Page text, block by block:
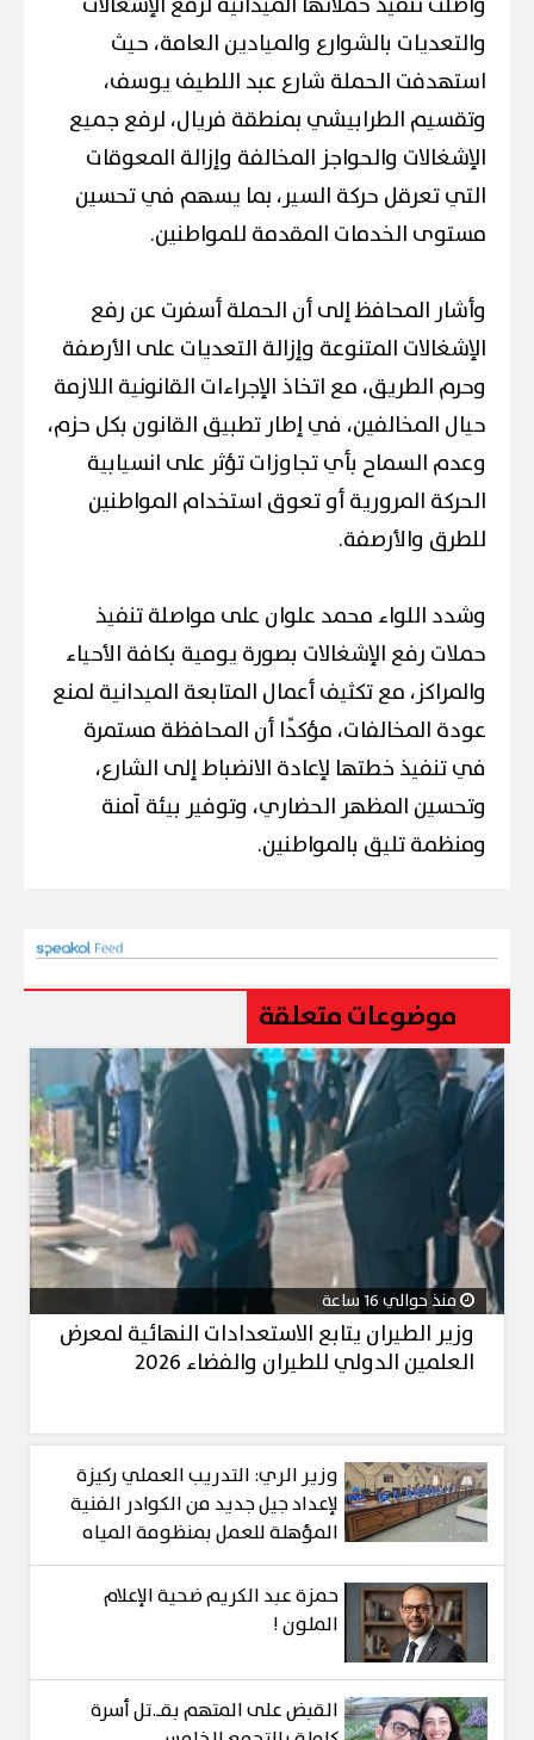
والتعديات بالشوارع والميادين العامة، حيث
استهدفت الحملة شارع عبد اللطيف يوسف،
وتقسيم الطرابيشي بمنطقة فريال، لرفع جميع
الإشغالات والحواجز المخالفة وإزالة المعوقات
التي تعرقل حركة السير، بما يسهم في تحسين
مستوى الخدمات المقدمة للمواطنين.
وأشار المحافظ إلى أن الحملة أسفرت عن رفع
الإشغالات المتنوعة وإزالة التعديات على الأرصفة
وحرم الطريق، مع اتخاذ الإجراءات القانونية اللازمة
حيال المخالفين، في إطار تطبيق القانون بكل حزم،
وعدم السماح بأي تجاوزات تؤثر على انسيابية
الحركة المرورية أو تعوق استخدام المواطنين
للطرق والأرصفة.
وشدد اللواء محمد علوان على مواصلة تنفيذ
حملات رفع الإشغالات بصورة يومية بكافة الأحياء
والمراكز، مع تكثيف أعمال المتابعة الميدانية لمنع
عودة المخالفات، مؤكدًا أن المحافظة مستمرة
في تنفيذ خطتها لإعادة الانضباط إلى الشارع،
وتحسين المظهر الحضاري، وتوفير بيئة آمنة
ومنظمة تليق بالمواطنين.
موضوعات متعلقة
منذ حوالي 16 ساعة
وزير الطيران يتابع الاستعدادات النهائية لمعرض
العلمين الدولي للطيران والفضاء 2026
وزير الري: التدريب العملي ركيزة
لإعداد جيل جديد من الكوادر الفنية
المؤهلة للعمل بمنظومة المياه
حمزة عبد الكريم ضحية الإعلام
الملون !
القبض على المتهم بقـ.تل أسرة